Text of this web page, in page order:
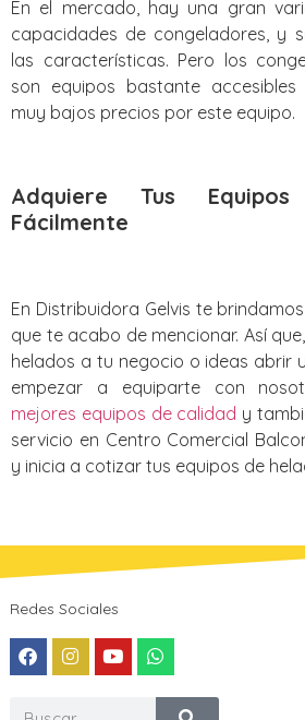
En el mercado, hay una gran
capacidades de congeladores, y
las características. Pero los
son equipos bastante
muy bajos precios por este equipo.
Adquiere Tus
Fácilmente
En Distribuidora Gelvis te
que te acabo de mencionar. Así
helados a tu negocio o ideas abrir
empezar a equiparte con
mejores equipos de calidad y
servicio en Centro Comercial
y inicia a cotizar tus equipos de
Redes Sociales